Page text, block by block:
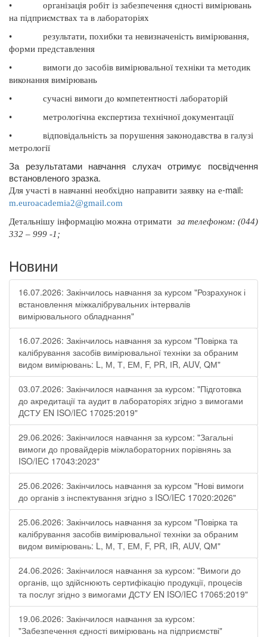
•
організація робіт із забезпечення єдності вимірювань
на підприємствах та в лабораторіях
•
результати, похибки та невизначеність вимірювання,
форми представлення
•
вимоги до засобів вимірювальної техніки та методик
виконання вимірювань
•
сучасні вимоги до компетентності лабораторій
•
метрологічна експертиза технічної документації
•
відповідальність за порушення законодавства в галузі
метрології
За результатами навчання слухач отримує посвідчення
встановленого зразка.
Для участі в навчанні необхідно направити заявку на e-mail:
m.euroacademia2@gmail.com
Детальнішу інформацію можна отримати за телефоном: (044)
332 – 999 -1;
Новини
16.07.2026: Закінчилось навчання за курсом "Розрахунок і
встановлення міжкалібрувальних інтервалів
вимірювального обладнання"
16.07.2026: Закінчилось навчання за курсом "Повірка та
калібрування засобів вимірювальної техніки за обраним
видом вимірювань: L, М, Т, ЕМ, F, РR, ІR, АUV, QМ"
03.07.2026: Закінчилося навчання за курсом: "Підготовка
до акредитації та аудит в лабораторіях згідно з вимогами
ДСТУ EN ISO/IEC 17025:2019"
29.06.2026: Закінчилося навчання за курсом: "Загальні
вимоги до провайдерів міжлабораторних порівнянь за
ISO/IEC 17043:2023"
25.06.2026: Закінчилось навчання за курсом "Нові вимоги
до органів з інспектування згідно з ISO/IEC 17020:2026"
25.06.2026: Закінчилось навчання за курсом "Повірка та
калібрування засобів вимірювальної техніки за обраним
видом вимірювань: L, М, Т, ЕМ, F, РR, ІR, АUV, QМ"
24.06.2026: Закінчилося навчання за курсом: "Вимоги до
органів, що здійснюють сертифікацію продукції, процесів
та послуг згідно з вимогами ДСТУ EN ISO/IEC 17065:2019"
19.06.2026: Закінчилося навчання за курсом:
"Забезпечення єдності вимірювань на підприємстві"